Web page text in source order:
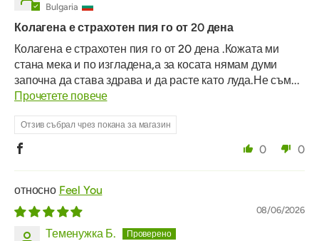
Bulgaria
Колагена е страхотен пия го от 20 дена
Колагена е страхотен пия го от 20 дена .Кожата ми
стана мека и по изгладена,а за косата нямам думи
започна да става здрава и да расте като луда.Не съм...
Прочетете повече
Отзив събрал чрез покана за магазин
0 0
Feel You
08/06/2026
Теменужка Б.